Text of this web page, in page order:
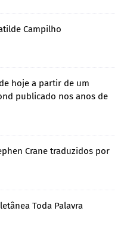
Campilho
hoje a partir de um
publicado nos anos de
Crane traduzidos por
Toda Palavra